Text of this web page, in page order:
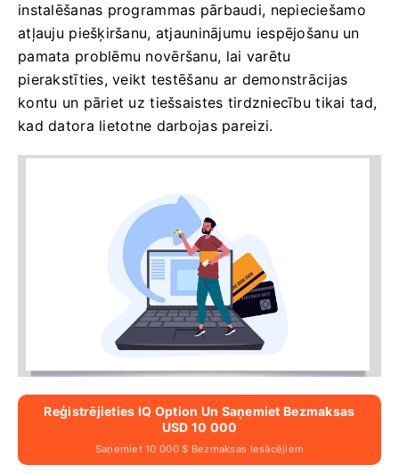
instalēšanas programmas pārbaudi, nepieciešamo
atļauju piešķiršanu, atjauninājumu iespējošanu un
pamata problēmu novēršanu, lai varētu
pierakstīties, veikt testēšanu ar demonstrācijas
kontu un pāriet uz tiešsaistes tirdzniecību tikai tad,
kad datora lietotne darbojas pareizi.
Reģistrējieties IQ Option Un Saņemiet Bezmaksas
USD 10 000
Saņemiet 10 000 $ Bezmaksas Iesācējiem